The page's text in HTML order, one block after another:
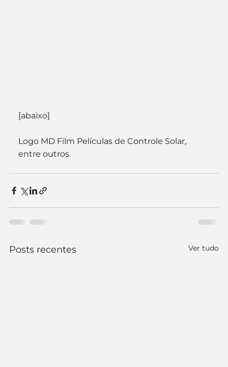
[abaixo]
Logo MD Film Películas de Controle Solar,
entre outros.
Posts recentes Ver tudo